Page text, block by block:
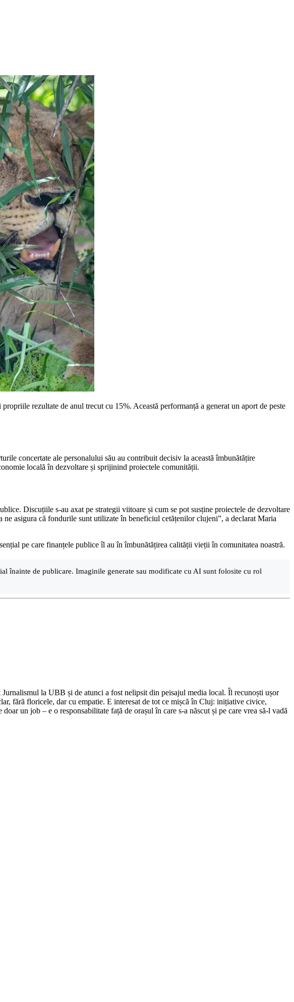
rezultate de anul trecut cu 15%. Această performanță a generat un aport de peste
concertate ale personalului său au contribuit decisiv la această îmbunătățire
locală în dezvoltare și sprijinind proiectele comunității.
Discuțiile s-au axat pe strategii viitoare și cum se pot susține proiectele de dezvoltare
ne asigura că fondurile sunt utilizate în beneficiul cetățenilor clujeni”, a declarat Maria
pe care finanțele publice îl au în îmbunătățirea calității vieții în comunitatea noastră.
înainte de publicare. Imaginile generate sau modificate cu AI sunt folosite cu rol
la UBB și de atunci a fost nelipsit din peisajul media local. Îl recunoști ușor
fără floricele, dar cu empatie. E interesat de tot ce mișcă în Cluj: inițiative civice,
un job – e o responsabilitate față de orașul în care s-a născut și pe care vrea să-l vadă